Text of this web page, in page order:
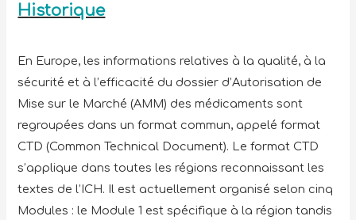
Historique
En Europe, les informations relatives à la qualité, à la
sécurité et à l’efficacité du dossier d’Autorisation de
Mise sur le Marché (AMM) des médicaments sont
regroupées dans un format commun, appelé format
CTD (Common Technical Document). Le format CTD
s’applique dans toutes les régions reconnaissant les
textes de l’ICH. Il est actuellement organisé selon cinq
Modules : le Module 1 est spécifique à la région tandis